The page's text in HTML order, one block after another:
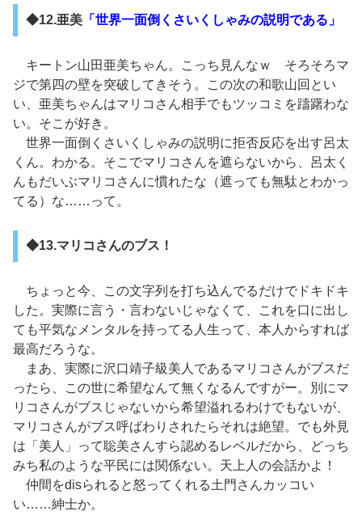
◆12.亜美「世界一面倒くさいくしゃみの説明である」
キートン山田亜美ちゃん。こっち見んなｗ そろそろマ
ジで第四の壁を突破してきそう。この次の和歌山回とい
い、亜美ちゃんはマリコさん相手でもツッコミを躊躇わな
い。そこが好き。
世界一面倒くさいくしゃみの説明に拒否反応を出す呂太
くん。わかる。そこでマリコさんを遮らないから、呂太く
んもだいぶマリコさんに慣れたな（遮っても無駄とわかっ
てる）な……って。
◆13.マリコさんのブス！
ちょっと今、この文字列を打ち込んでるだけでドキドキ
した。実際に言う・言わないじゃなくて、これを口に出し
ても平気なメンタルを持ってる人生って、本人からすれば
最高だろうな。
まあ、実際に沢口靖子級美人であるマリコさんがブスだ
ったら、この世に希望なんて無くなるんですがー。別にマ
リコさんがブスじゃないから希望溢れるわけでもないが、
マリコさんがブス呼ばわりされたらそれは絶望。でも外見
は「美人」って聡美さんすら認めるレベルだから、どっち
みち私のような平民には関係ない。天上人の会話かよ！
仲間をdisられると怒ってくれる土門さんカッコい
い……紳士か。